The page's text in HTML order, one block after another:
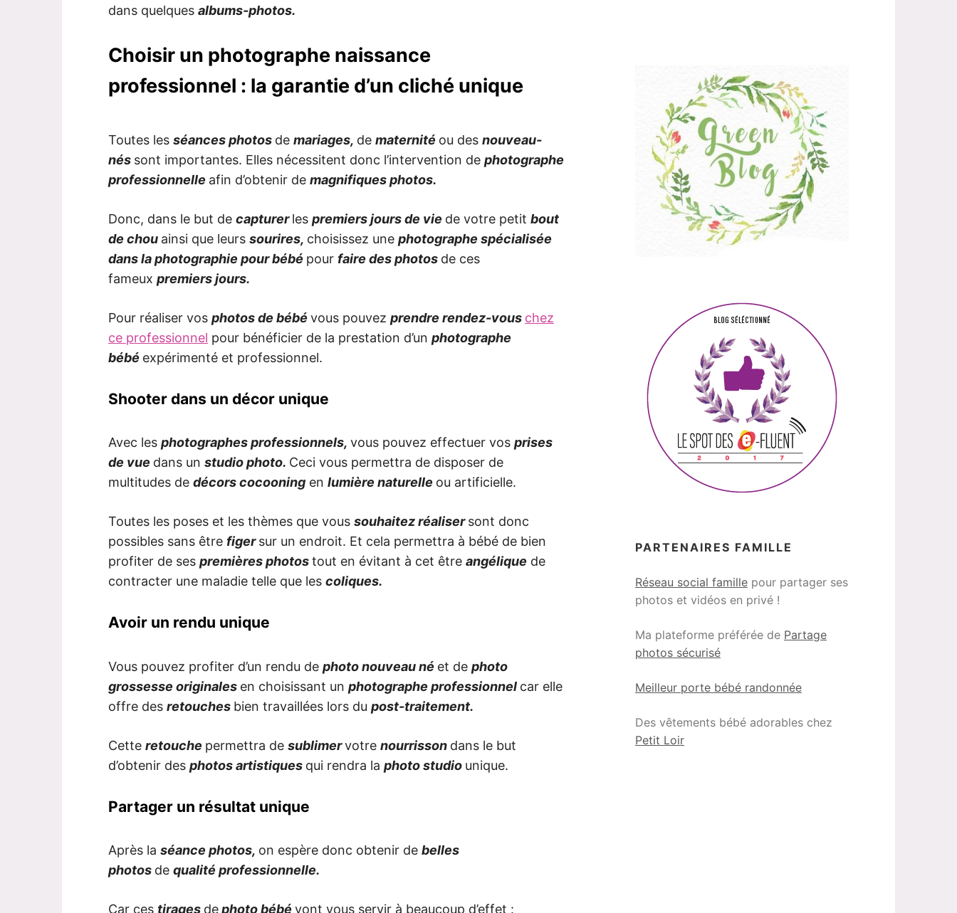
dans quelques albums-photos.
Choisir un photographe naissance
professionnel : la garantie d’un cliché unique
Toutes les séances photos de mariages, de maternité ou des nouveau-
nés sont importantes. Elles nécessitent donc l’intervention de photographe
professionnelle afin d’obtenir de magnifiques photos.
Donc, dans le but de capturerles premiers jours de vie de votre petit bout
de chou ainsi que leurs sourires, choisissez une photographe spécialisée
dans la photographie pour bébé pour faire des photos de ces
fameux premiers jours.
Pour réaliser vos photos de bébé vous pouvez prendre rendez-vous chez
ce professionnel pour bénéficier de la prestation d’un photographe
bébé expérimenté et professionnel.
Shooter dans un décor unique
Avec les photographes professionnels, vous pouvez effectuer vos prises
de vue dans un studio photo. Ceci vous permettra de disposer de
multitudes de décors cocooning en lumière naturelle ou artificielle.
Toutes les poses et les thèmes que vous souhaitez réalisersont donc
possibles sans être figersur un endroit. Et cela permettra à bébé de bien
profiter de ses premières photostout en évitant à cet être angélique de
contracter une maladie telle que les coliques.
Avoir un rendu unique
Vous pouvez profiter d’un rendu de photo nouveau né et de photo
grossesse originales en choisissant un photographe professionnel car elle
offre des retouches bien travaillées lors du post-traitement.
Cette retouche permettra de sublimervotre nourrisson dans le but
d’obtenir des photos artistiques qui rendra la photo studio unique.
Partager un résultat unique
Après la séance photos, on espère donc obtenir de belles
photos de qualité professionnelle.
Car ces tirages dephoto bébé vont vous servir à beaucoup d’effet :
PARTENAIRES FAMILLE
Réseau social famille pour partager ses
photos et vidéos en privé !
Ma plateforme préférée de Partage
photos sécurisé
Meilleur porte bébé randonnée
Des vêtements bébé adorables chez
Petit Loir